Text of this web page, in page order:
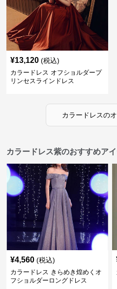
¥13,120 (税込)
カラードレス オフショルダープ
リンセスラインドレス
カラードレスの
カラードレス紫のおすすめア
¥4,560 (税込)
カラードレス きらめき煌めくオ
フショルダーロングドレス